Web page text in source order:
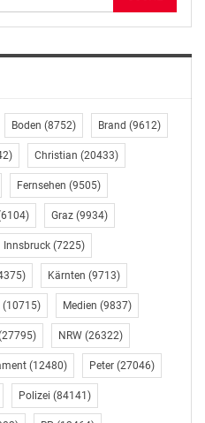
Anderem Reformen, die
gefordert
Chance, bei der Matura
denn jetzt werden
unverständlichen
so der
30.000 Mitgliedern die
Sie baut auf
– Vertretung“ auf.
gilt sie als wichtige
und Schüler. Darüber
in der
ein, in der sie dieses
stellt. Der
Boden (8752) Brand (9612)
Christian (20433)
Fernsehen (9505)
Graz (9934)
Innsbruck (7225)
Kärnten (9713)
(10715) Medien (9837)
NRW (26322)
(12480) Peter (27046)
Polizei (84141)